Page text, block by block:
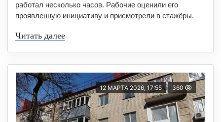
работал несколько часов. Рабочие оценили его
проявленную инициативу и присмотрели в стажёры.
Читать далее
12 МАРТА 2026, 17:55 360